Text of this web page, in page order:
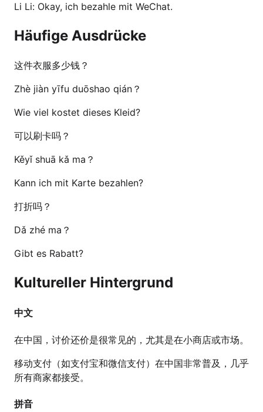
Li Li: Okay, ich bezahle mit WeChat.
Häufige Ausdrücke
这件衣服多少钱？
Zhè jiàn yīfu duōshao qián？
Wie viel kostet dieses Kleid?
可以刷卡吗？
Kěyǐ shuā kǎ ma？
Kann ich mit Karte bezahlen?
打折吗？
Dǎ zhé ma？
Gibt es Rabatt?
Kultureller Hintergrund
中文
在中国，讨价还价是很常见的，尤其是在小商店或市场。
移动支付（如支付宝和微信支付）在中国非常普及，几乎
所有商家都接受。
拼音